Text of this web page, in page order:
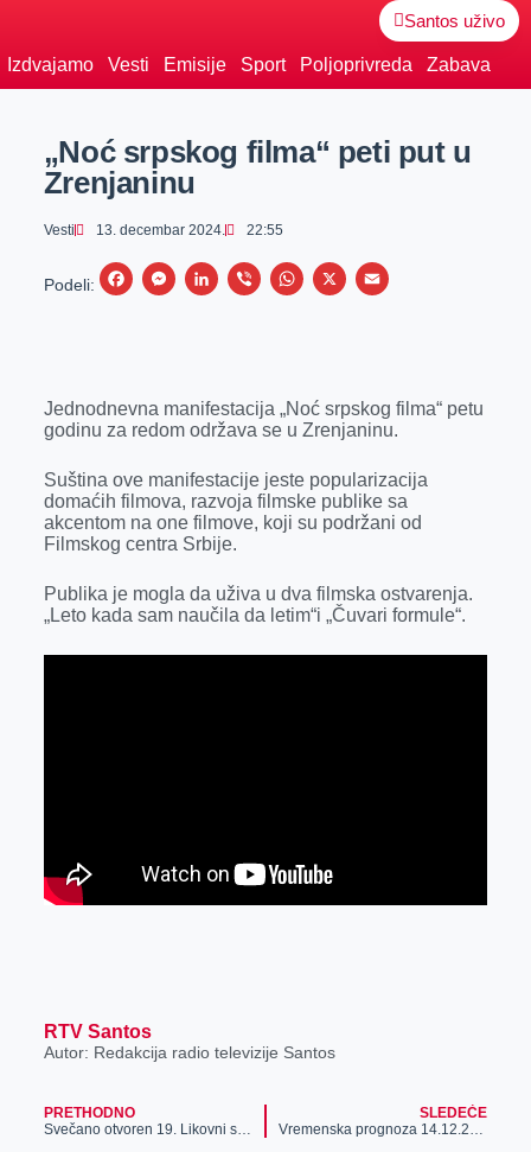
Santos uživo
Izdvajamo Vesti Emisije Sport Poljoprivreda Zabava
„Noć srpskog filma“ peti put u
Zrenjaninu
Vesti 13. decembar 2024. 22:55
Podeli:
F
b
o
k
M
e
g
e
r
L
e
I
n
V
r
W
s
p
p
X
E
l
Jednodnevna manifestacija „Noć srpskog filma“ petu
godinu za redom održava se u Zrenjaninu.
Suština ove manifestacije jeste popularizacija
domaćih filmova, razvoja filmske publike sa
akcentom na one filmove, koji su podržani od
Filmskog centra Srbije.
Publika je mogla da uživa u dva filmska ostvarenja.
„Leto kada sam naučila da letim“i „Čuvari formule“.
RTV Santos
Autor: Redakcija radio televizije Santos
PRETHODNO
Svečano otvoren 19. Likovni salon 30X30
SLEDEĆE